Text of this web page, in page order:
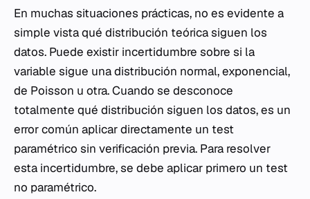
En muchas situaciones prácticas, no es evidente a
simple vista qué distribución teórica siguen los
datos. Puede existir incertidumbre sobre si la
variable sigue una distribución normal, exponencial,
de Poisson u otra. Cuando se desconoce
totalmente qué distribución siguen los datos, es un
error común aplicar directamente un test
paramétrico sin verificación previa. Para resolver
esta incertidumbre, se debe aplicar primero un test
no paramétrico.